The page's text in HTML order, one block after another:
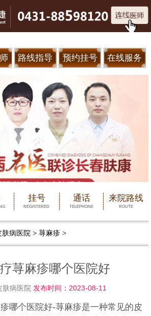
路线指导 预约挂号 在线服务
挂号
REGISTERED
通话
TELEPHONE
来院路线
ROUTE
肤病医院> 荨麻疹>
荨麻疹哪个医院好
肤病医院 发布时间：2023-08-11
个医院好-荨麻疹是一种常见的皮